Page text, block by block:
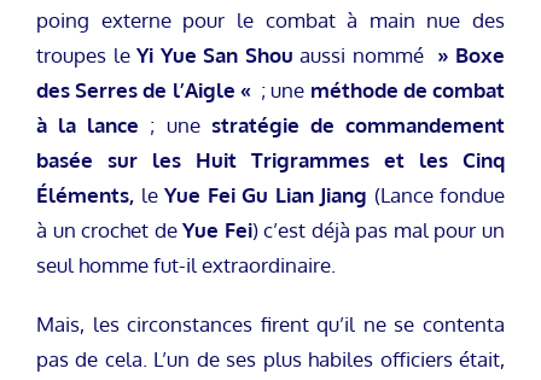
poing externe pour le combat à main nue des
troupes le Yi Yue San Shou aussi nommé » Boxe
des Serres de l’Aigle « ; une méthode de combat
à la lance ; une stratégie de commandement
basée sur les Huit Trigrammes et les Cinq
Éléments, le Yue Fei Gu Lian Jiang (Lance fondue
à un crochet deYue Fei) c’est déjà pas mal pour un
seul homme fut-il extraordinaire.
Mais, les circonstances firent qu’il ne se contenta
pas de cela. L’un de ses plus habiles officiers était,